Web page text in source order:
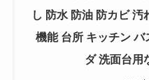
し 防水 防油 防カビ
機能 台所 キッチン
ダ 洗面台用